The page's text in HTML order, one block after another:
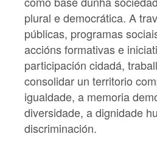
plural e democrática. A
públicas, programas
accións formativas e
participación cidadá,
consolidar un territorio
igualdade, a memoria
diversidade, a dignidade
discriminación.